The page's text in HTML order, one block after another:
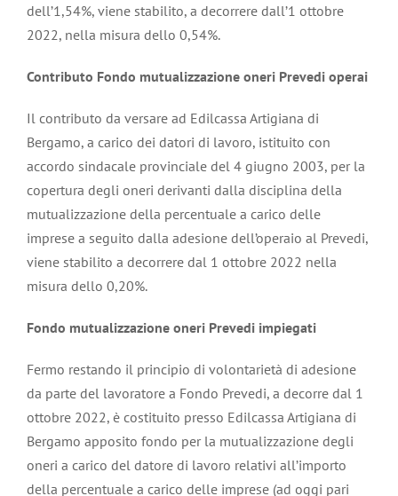
dell’1,54%, viene stabilito, a decorrere dall’1 ottobre
2022, nella misura dello 0,54%.
Contributo Fondo mutualizzazione oneri Prevedi operai
Il contributo da versare ad Edilcassa Artigiana di
Bergamo, a carico dei datori di lavoro, istituito con
accordo sindacale provinciale del 4 giugno 2003, per la
copertura degli oneri derivanti dalla disciplina della
mutualizzazione della percentuale a carico delle
imprese a seguito dalla adesione dell’operaio al Prevedi,
viene stabilito a decorrere dal 1 ottobre 2022 nella
misura dello 0,20%.
Fondo mutualizzazione oneri Prevedi impiegati
Fermo restando il principio di volontarietà di adesione
da parte del lavoratore a Fondo Prevedi, a decorre dal 1
ottobre 2022, è costituito presso Edilcassa Artigiana di
Bergamo apposito fondo per la mutualizzazione degli
oneri a carico del datore di lavoro relativi all’importo
della percentuale a carico delle imprese (ad oggi pari